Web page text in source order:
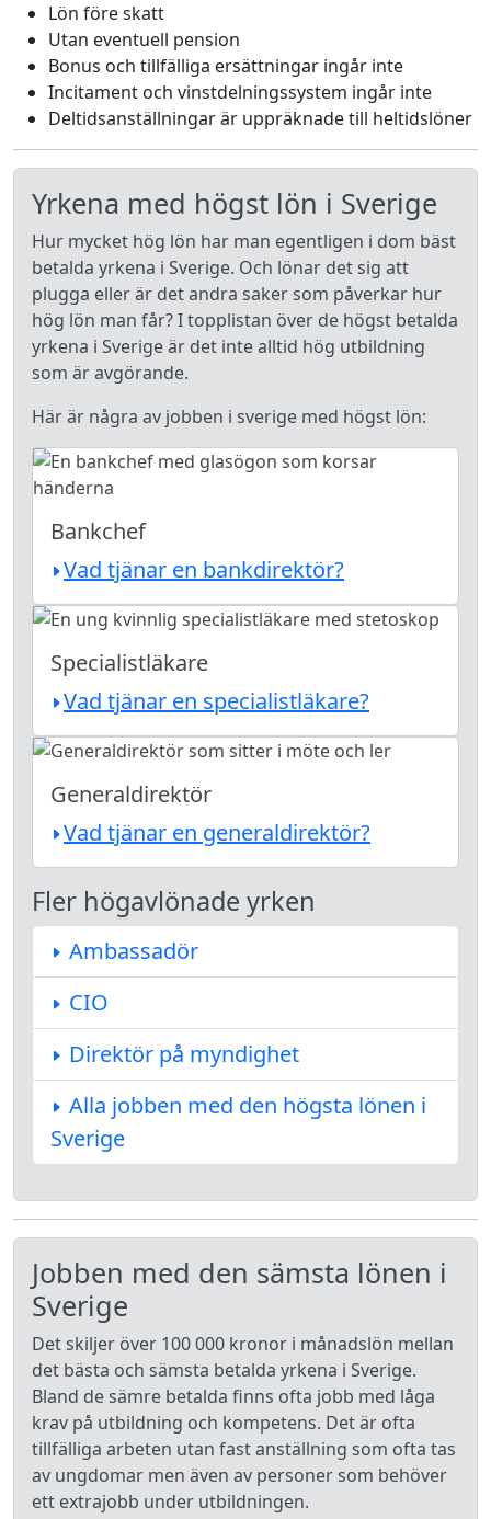
Lön före skatt
Utan eventuell pension
Bonus och tillfälliga ersättningar ingår inte
Incitament och vinstdelningssystem ingår inte
Deltidsanställningar är uppräknade till heltidslöner
Yrkena med högst lön i Sverige
Hur mycket hög lön har man egentligen i dom bäst
betalda yrkena i Sverige. Och lönar det sig att
plugga eller är det andra saker som påverkar hur
hög lön man får? I topplistan över de högst betalda
yrkena i Sverige är det inte alltid hög utbildning
som är avgörande.
Här är några av jobben i sverige med högst lön:
Bankchef
Vad tjänar en bankdirektör?
Specialistläkare
Vad tjänar en specialistläkare?
Generaldirektör
Vad tjänar en generaldirektör?
Fler högavlönade yrken
Ambassadör
CIO
Direktör på myndighet
Alla jobben med den högsta lönen i
Sverige
Jobben med den sämsta lönen i
Sverige
Det skiljer över 100 000 kronor i månadslön mellan
det bästa och sämsta betalda yrkena i Sverige.
Bland de sämre betalda finns ofta jobb med låga
krav på utbildning och kompetens. Det är ofta
tillfälliga arbeten utan fast anställning som ofta tas
av ungdomar men även av personer som behöver
ett extrajobb under utbildningen.